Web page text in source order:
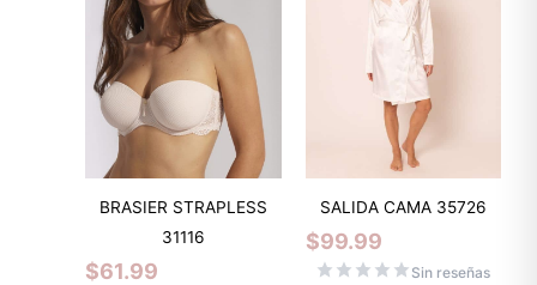
BRASIER STRAPLESS
31116
$61.99
SALIDA CAMA 35726
$99.99
Sin reseñas